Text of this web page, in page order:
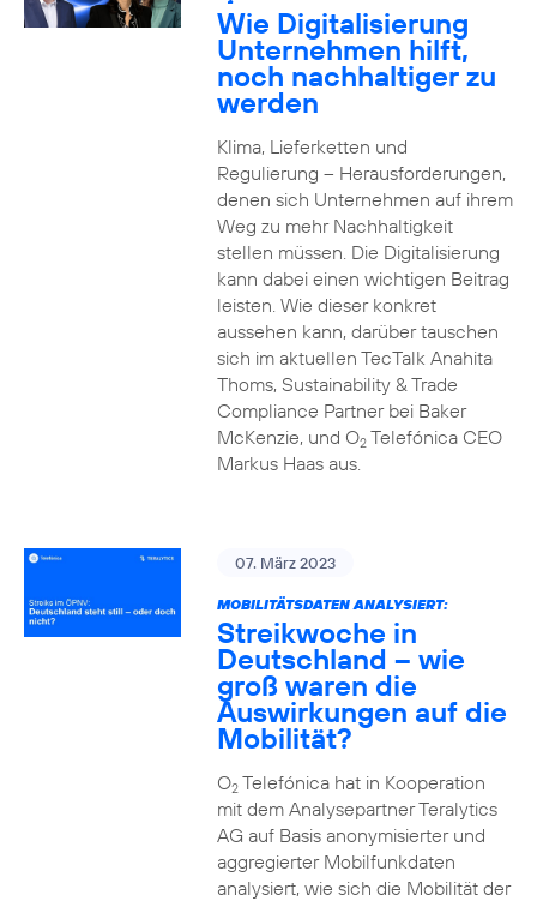
Wie Digitalisierung
Unternehmen hilft,
noch nachhaltiger zu
werden
Klima, Lieferketten und
Regulierung – Herausforderungen,
denen sich Unternehmen auf ihrem
Weg zu mehr Nachhaltigkeit
stellen müssen. Die Digitalisierung
kann dabei einen wichtigen Beitrag
leisten. Wie dieser konkret
aussehen kann, darüber tauschen
sich im aktuellen TecTalk Anahita
Thoms, Sustainability & Trade
Compliance Partner bei Baker
McKenzie, und O2Telefónica CEO
Markus Haas aus.
07. März 2023
MOBILITÄTSDATEN ANALYSIERT:
Streikwoche in
Deutschland – wie
groß waren die
Auswirkungen auf die
Mobilität?
O2Telefónica hat in Kooperation
mit dem Analysepartner Teralytics
AG auf Basis anonymisierter und
aggregierter Mobilfunkdaten
analysiert, wie sich die Mobilität der